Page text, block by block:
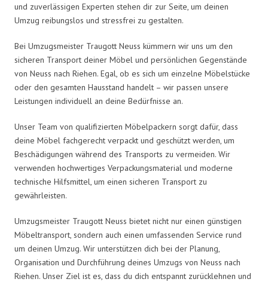
und zuverlässigen Experten stehen dir zur Seite, um deinen
Umzug reibungslos und stressfrei zu gestalten.
Bei Umzugsmeister Traugott Neuss kümmern wir uns um den
sicheren Transport deiner Möbel und persönlichen Gegenstände
von Neuss nach Riehen. Egal, ob es sich um einzelne Möbelstücke
oder den gesamten Hausstand handelt – wir passen unsere
Leistungen individuell an deine Bedürfnisse an.
Unser Team von qualifizierten Möbelpackern sorgt dafür, dass
deine Möbel fachgerecht verpackt und geschützt werden, um
Beschädigungen während des Transports zu vermeiden. Wir
verwenden hochwertiges Verpackungsmaterial und moderne
technische Hilfsmittel, um einen sicheren Transport zu
gewährleisten.
Umzugsmeister Traugott Neuss bietet nicht nur einen günstigen
Möbeltransport, sondern auch einen umfassenden Service rund
um deinen Umzug. Wir unterstützen dich bei der Planung,
Organisation und Durchführung deines Umzugs von Neuss nach
Riehen. Unser Ziel ist es, dass du dich entspannt zurücklehnen und